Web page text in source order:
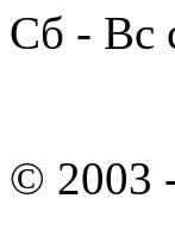
Сб - Вс
© 2003